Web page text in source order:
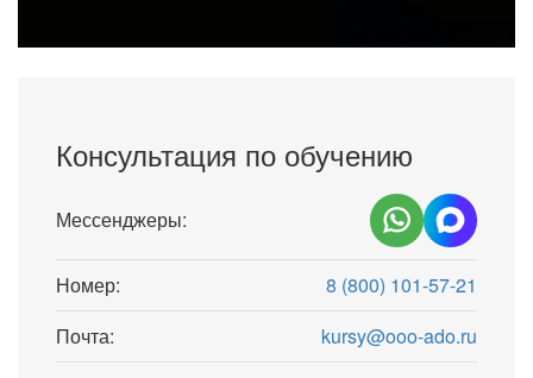
Консультация по обучению
Мессенджеры:
Номер:
8 (800) 101-57-21
Почта:
kursy@ooo-ado.ru